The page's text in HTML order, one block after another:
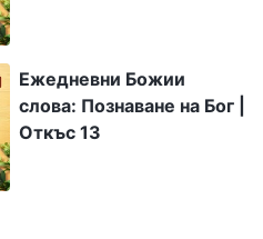
Ежедневни Божии
слова: Познаване на Бог |
Откъс 13